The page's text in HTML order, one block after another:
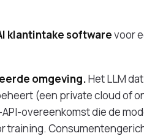
klantintake softwarevoor
omgeving.Het LLM
(een private cloud of
overeenkomst die de
training.